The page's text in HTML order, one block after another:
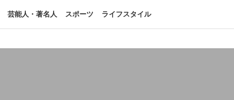
芸能人・著名人 スポーツ ライフスタイル